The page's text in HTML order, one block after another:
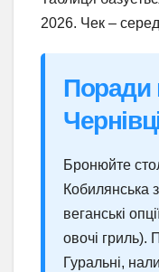
2026. Чек –
Поради
Бронюйте
Кобилянська
веганські
овочі гриль).
Гуральні,